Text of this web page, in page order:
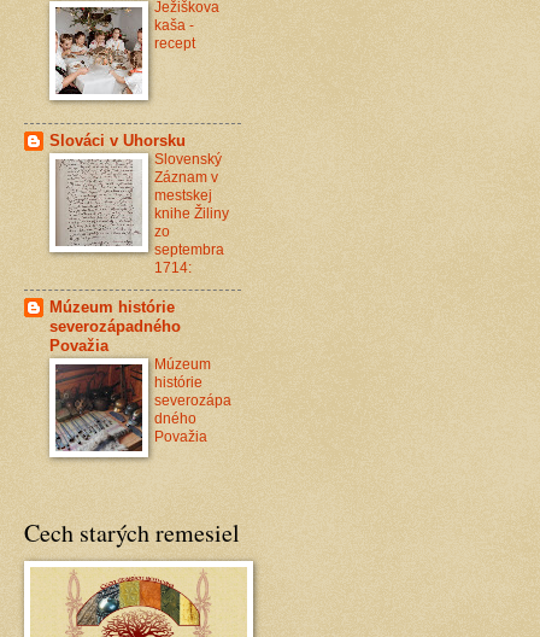
Ježiškova
kaša -
recept
Slováci v Uhorsku
Slovenský
Záznam v
mestskej
knihe Žiliny
zo
septembra
1714:
Múzeum histórie
severozápadného
Považia
Múzeum
histórie
severozápa
dného
Považia
Cech starých remesiel